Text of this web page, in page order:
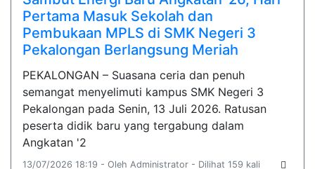
Pertama Masuk Sekolah dan
Pembukaan MPLS di SMK Negeri 3
Pekalongan Berlangsung Meriah
PEKALONGAN – Suasana ceria dan penuh
semangat menyelimuti kampus SMK Negeri 3
Pekalongan pada Senin, 13 Juli 2026. Ratusan
peserta didik baru yang tergabung dalam
Angkatan '2
13/07/2026 18:19 - Oleh Administrator - Dilihat 159 kali